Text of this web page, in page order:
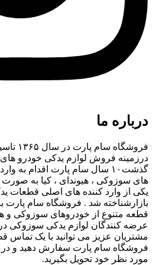
درباره ما
درزمینه فروش لوازم یدکی خودرو های
گذشت۱۰ سال سام پارت اقدام
های سوزوکی ، هیوندای ، کیا به صورت
یکی از وارد کننده های اصلی قطعات
قطعه متنوع از خودروهای سوزوکی و
عرضه کنندگان لوازم یدکی سوزوکی
مشتریان عزیز می توانید با یک تماس
فروشگاه سام پارت سفارش دهید و
مورد نظر خود تحویل بگیرید.